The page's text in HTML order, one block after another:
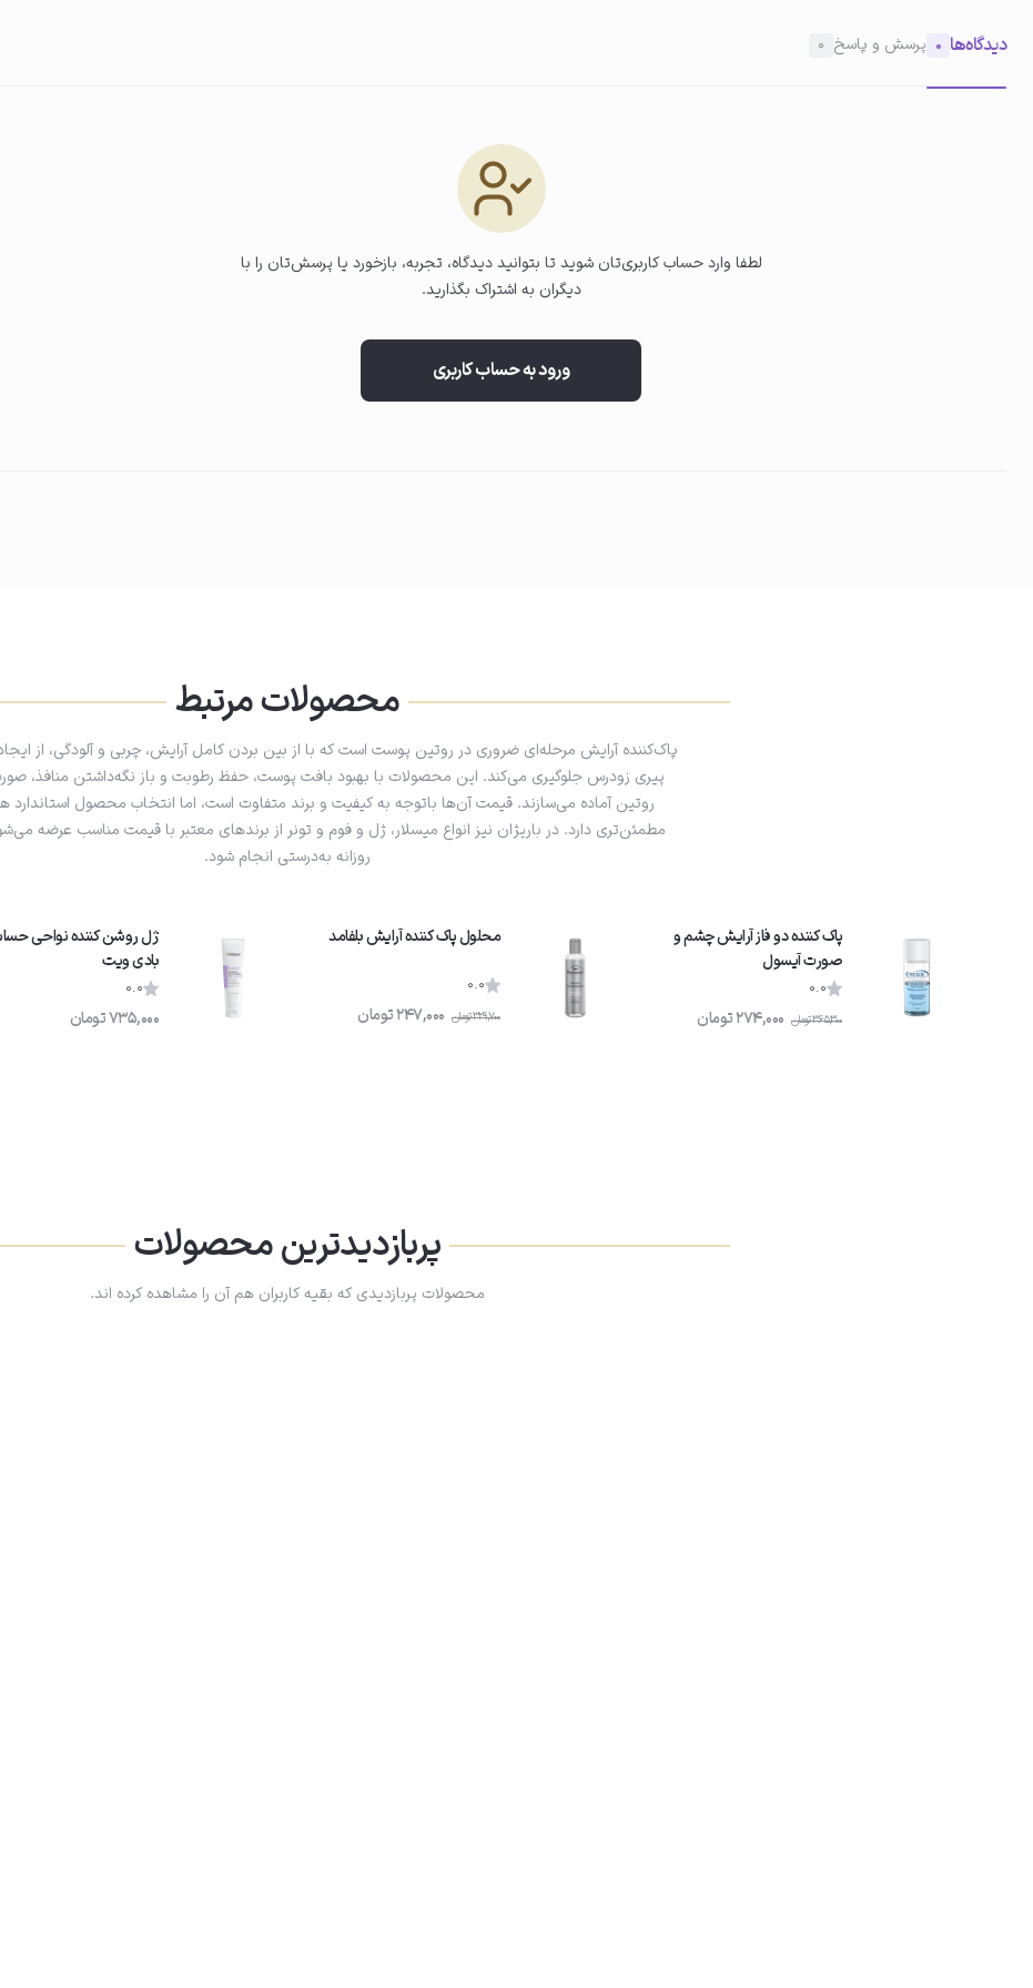
پد آغشته به تونر را به‌آرامی روی پوست صورت و گردن بکشید تا آلودگی‌ها و باقی‌مانده مواد آرایشی پاک شوند.
دیدگاه‌ها 0 پرسش و پاسخ 0
لطفا وارد حساب کاربری‌تان شوید تا بتوانید دیدگاه، تجربه، بازخورد یا پرسش‌تان را با
دیگران به اشتراک بگذارید.
ورود به حساب کاربری
محصولات مرتبط
پاک‌کننده آرایش مرحله‌ای ضروری در روتین پوست است که با از بین بردن کامل آرایش، چربی و آلودگی، از
پیری زودرس جلوگیری می‌کند. این محصولات با بهبود بافت پوست، حفظ رطوبت و باز نگه‌داشتن منافذ، صورت
روتین آماده می‌سازند. قیمت آن‌ها باتوجه به کیفیت و برند متفاوت است، اما انتخاب محصول
مطمئن‌تری دارد. در باریژان نیز انواع میسلار، ژل و فوم و تونر از برندهای معتبر با قیمت مناسب عرضه
روزانه به‌درستی انجام شود.
پاک کننده دو فاز آرایش چشم و
صورت آیسول
0.0
365,300تومان 274,000تومان
محلول پاک کننده آرایش بلفامد
0.0
329,700تومان 247,000تومان
ژل روشن کننده نواحی
بادی ویت
0.0
735,000تومان
پربازدیدترین محصولات
محصولات پربازدیدی که بقیه کاربران هم آن را مشاهده کرده اند.